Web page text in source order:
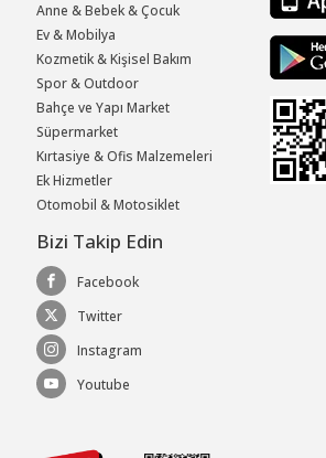
Anne & Bebek & Çocuk
Ev & Mobilya
Kozmetik & Kişisel Bakım
Spor & Outdoor
Bahçe ve Yapı Market
Süpermarket
Kırtasiye & Ofis Malzemeleri
Ek Hizmetler
Otomobil & Motosiklet
Bizi Takip Edin
Facebook
Twitter
Instagram
Youtube